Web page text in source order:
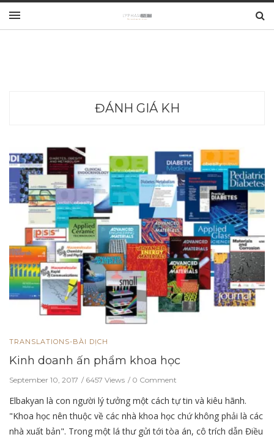
ĐÁNH GIÁ KH
TRANSLATIONS-BÀI DỊCH
Kinh doanh ấn phẩm khoa học
September 10, 2017 6457 Views 0 Comment
Elbakyan là con người lý tưởng một cách tự tin và kiêu hãnh.
"Khoa học nên thuộc về các nhà khoa học chứ không phải là các
nhà xuất bản". Trong một lá thư gửi tới tòa án, cô trích dẫn Điều